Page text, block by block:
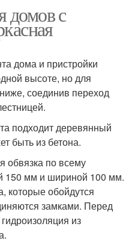
с
дома и пристройки
высоте, но для
соединив переход
подходит деревянный
быть из бетона.
обвязка по всему
150 мм и шириной 100 мм.
которые обойдутся
замками. Перед
из